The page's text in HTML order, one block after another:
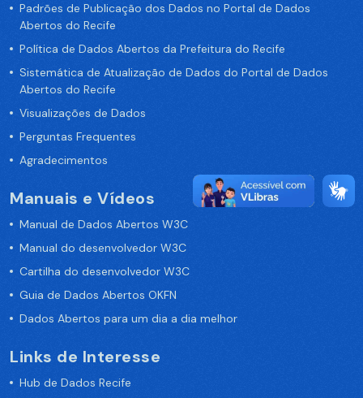
Padrões de Publicação dos Dados no Portal de Dados
Abertos do Recife
Política de Dados Abertos da Prefeitura do Recife
Sistemática de Atualização de Dados do Portal de Dados
Abertos do Recife
Visualizações de Dados
Perguntas Frequentes
Agradecimentos
Manuais e Vídeos
Manual de Dados Abertos W3C
Manual do desenvolvedor W3C
Cartilha do desenvolvedor W3C
Guia de Dados Abertos OKFN
Dados Abertos para um dia a dia melhor
Links de Interesse
Hub de Dados Recife